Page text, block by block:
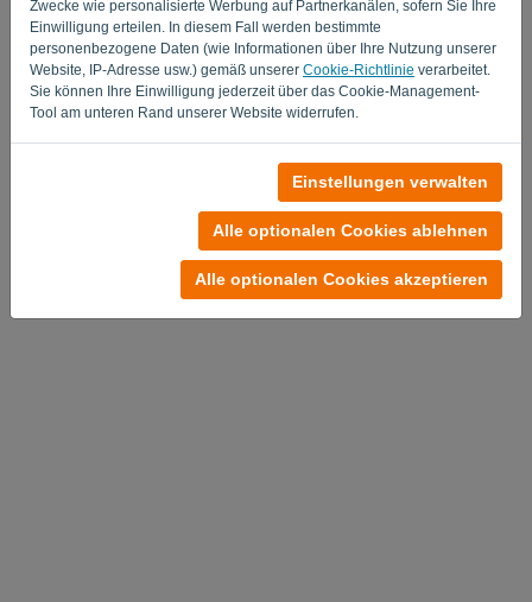
Zwecke wie personalisierte Werbung auf Partnerkanälen, sofern Sie Ihre
Einwilligung erteilen. In diesem Fall werden bestimmte
personenbezogene Daten (wie Informationen über Ihre Nutzung unserer
Website, IP-Adresse usw.) gemäß unserer Cookie-Richtlinie verarbeitet.
Sie können Ihre Einwilligung jederzeit über das Cookie-Management-
Tool am unteren Rand unserer Website widerrufen.
Einstellungen verwalten
Alle optionalen Cookies ablehnen
Alle optionalen Cookies akzeptieren